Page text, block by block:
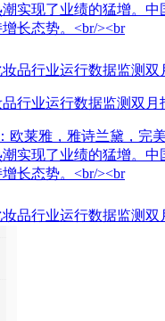
实现了业绩的猛增。
长态势。<br/><br
行业运行数据监测双月
欧莱雅，雅诗兰黛，完
实现了业绩的猛增。
长态势。<br/><br